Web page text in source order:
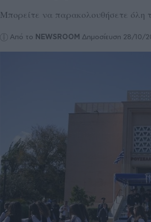
Μπορείτε να παρακολουθήσετε όλη
Από το NEWSROOM Δημοσίευση 28/10/